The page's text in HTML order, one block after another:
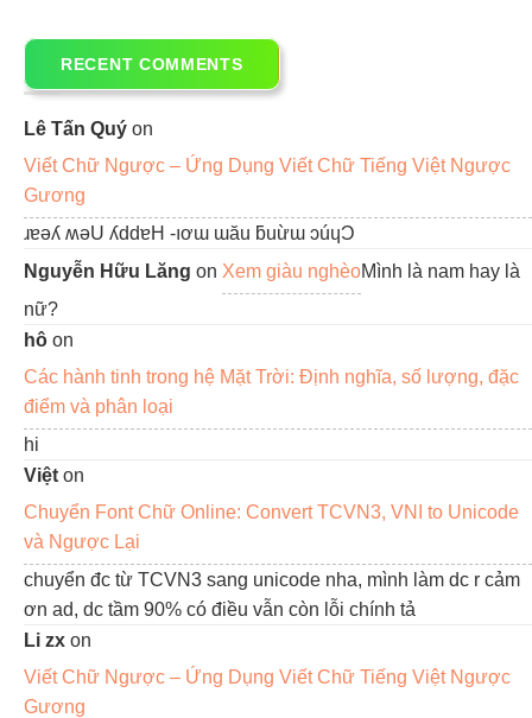
RECENT COMMENTS
Lê Tấn Quý on
Viết Chữ Ngược – Ứng Dụng Viết Chữ Tiếng Việt Ngược
Gương
ɹɐǝʎ ʍǝU ʎddɐH -ıơɯ ɯău ƃuừɯ ɔúɥƆ
Nguyễn Hữu Lăng on Xem giàu nghèoMình là nam hay là
nữ?
hô on
Các hành tinh trong hệ Mặt Trời: Định nghĩa, số lượng, đặc
điểm và phân loại
hi
Việt on
Chuyển Font Chữ Online: Convert TCVN3, VNI to Unicode
và Ngược Lại
chuyển đc từ TCVN3 sang unicode nha, mình làm dc r cảm
ơn ad, dc tầm 90% có điều vẫn còn lỗi chính tả
Li zx on
Viết Chữ Ngược – Ứng Dụng Viết Chữ Tiếng Việt Ngược
Gương